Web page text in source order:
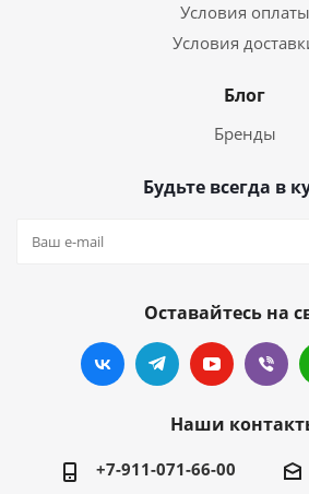
Условия оплаты
Условия
Блог
Бренды
Будьте всегда в
Оставайтесь на
Наши
+7-911-071-66-00